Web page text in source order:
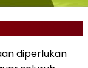
diperlukan